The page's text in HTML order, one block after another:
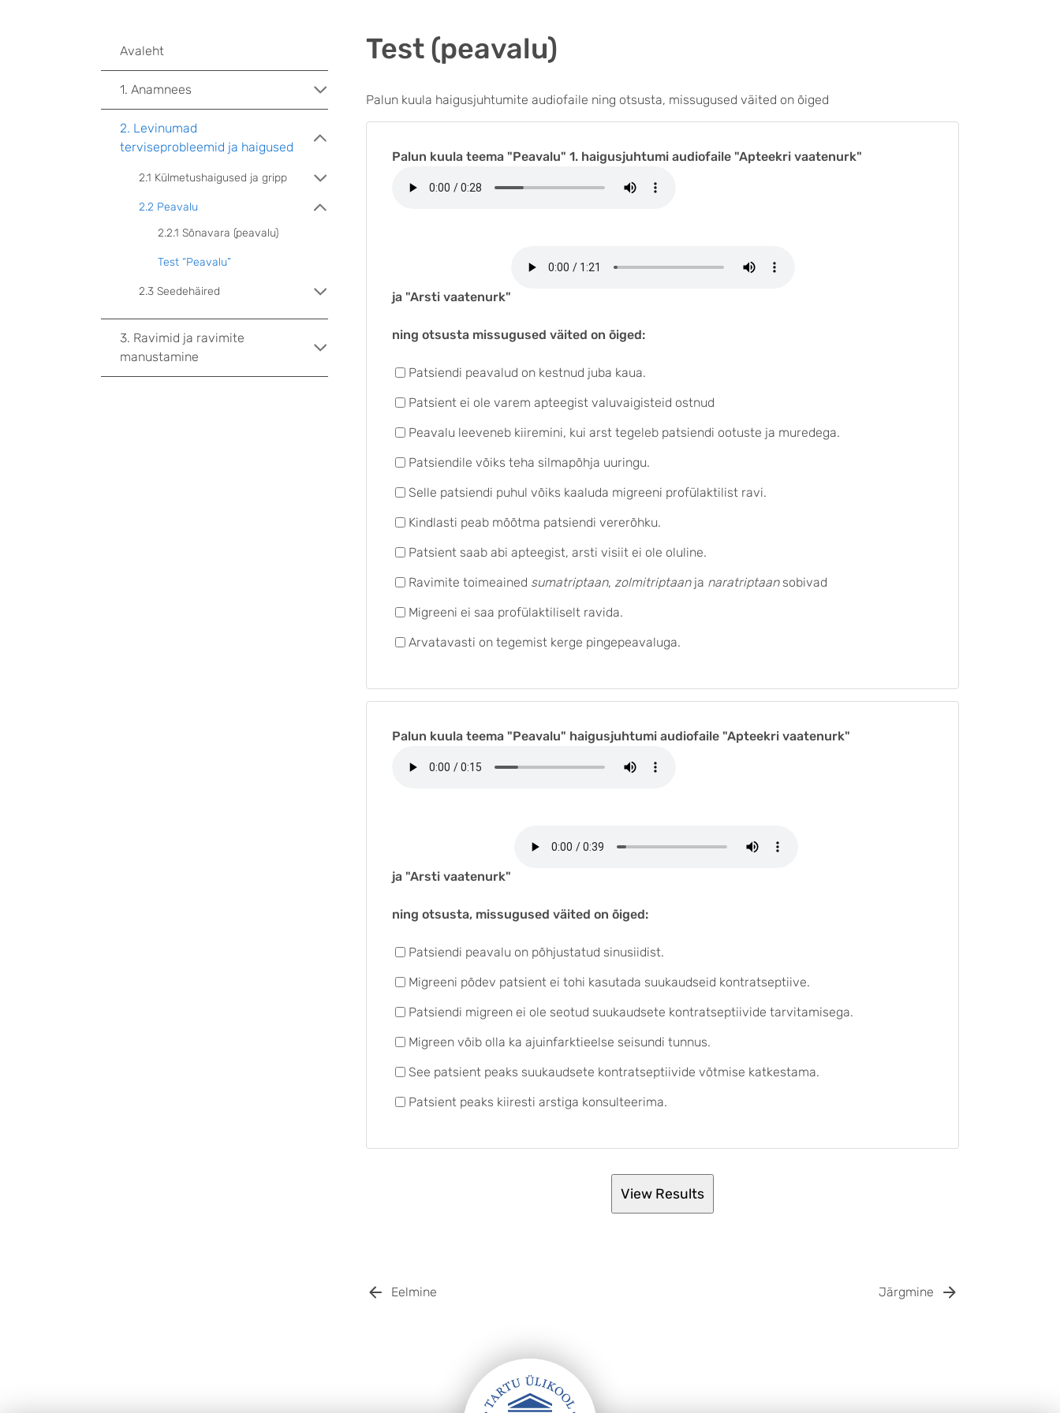
Test (peavalu)
Palun kuula haigusjuhtumite audiofaile ning otsusta, missugused väited on õiged
Palun kuula teema "Peavalu" 1. haigusjuhtumi audiofaile "Apteekri vaatenurk"
ja "Arsti vaatenurk"
ning otsusta missugused väited on õiged:
Patsiendi peavalud on kestnud juba kaua.
Patsient ei ole varem apteegist valuvaigisteid ostnud
Peavalu leeveneb kiiremini, kui arst tegeleb patsiendi ootuste ja muredega.
Patsiendile võiks teha silmapõhja uuringu.
Selle patsiendi puhul võiks kaaluda migreeni profülaktilist ravi.
Kindlasti peab mõõtma patsiendi vererõhku.
Patsient saab abi apteegist, arsti visiit ei ole oluline.
Ravimite toimeained sumatriptaan, zolmitriptaanja naratriptaansobivad
Migreeni ei saa profülaktiliselt ravida.
Arvatavasti on tegemist kerge pingepeavaluga.
Palun kuula teema "Peavalu" haigusjuhtumi audiofaile "Apteekri vaatenurk"
ja "Arsti vaatenurk"
ning otsusta, missugused väited on õiged:
Patsiendi peavalu on põhjustatud sinusiidist.
Migreeni põdev patsient ei tohi kasutada suukaudseid kontratseptiive.
Patsiendi migreen ei ole seotud suukaudsete kontratseptiivide tarvitamisega.
Migreen võib olla ka ajuinfarktieelse seisundi tunnus.
See patsient peaks suukaudsete kontratseptiivide võtmise katkestama.
Patsient peaks kiiresti arstiga konsulteerima.
Eelmine Järgmine
Avaleht
1. Anamnees
2. Levinumad
terviseprobleemid ja haigused
2.1 Külmetushaigused ja gripp
2.2 Peavalu
2.2.1 Sõnavara (peavalu)
Test “Peavalu”
2.3 Seedehäired
3. Ravimid ja ravimite
manustamine